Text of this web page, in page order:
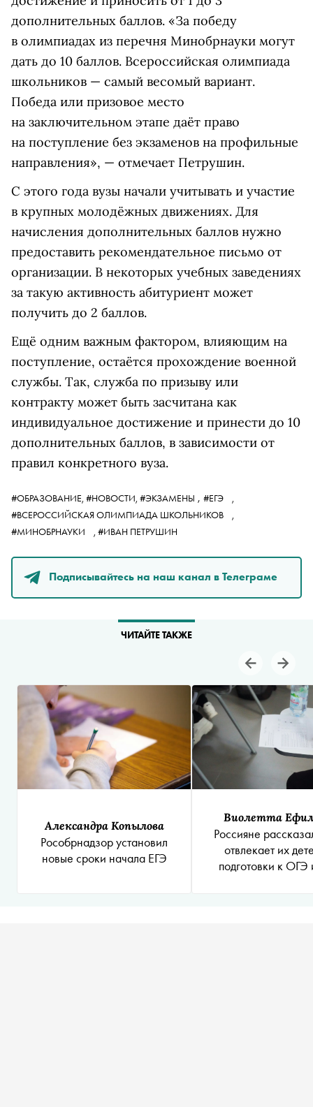
дополнительных баллов. «За победу
в олимпиадах из перечня Минобрнауки могут
дать до 10 баллов. Всероссийская олимпиада
школьников — самый весомый вариант.
Победа или призовое место
на заключительном этапе даёт право
на поступление без экзаменов на профильные
направления», — отмечает Петрушин.
С этого года вузы начали учитывать и участие
в крупных молодёжных движениях. Для
начисления дополнительных баллов нужно
предоставить рекомендательное письмо от
организации. В некоторых учебных заведениях
за такую активность абитуриент может
получить до 2 баллов.
Ещё одним важным фактором, влияющим на
поступление, остаётся прохождение военной
службы. Так, служба по призыву или
контракту может быть засчитана как
индивидуальное достижение и принести до 10
дополнительных баллов, в зависимости от
правил конкретного вуза.
#ОБРАЗОВАНИЕ, #НОВОСТИ, #ЭКЗАМЕНЫ , #ЕГЭ
,
#ВСЕРОССИЙСКАЯ ОЛИМПИАДА ШКОЛЬНИКОВ
,
#МИНОБРНАУКИ
, #ИВАН ПЕТРУШИН
Подписывайтесь на наш канал в Телеграме
ЧИТАЙТЕ ТАКЖЕ
Александра Копылова
Рособрнадзор установил
новые сроки начала ЕГЭ
Виолетта
Россияне
отвлекает их
подготовки к ОГЭ